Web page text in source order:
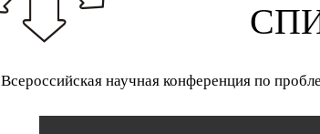
Всероссийская научная конференция по